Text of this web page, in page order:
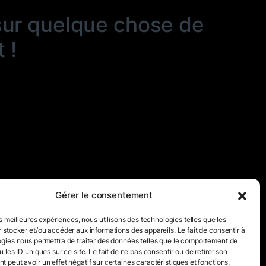
Gérer le consentement
meilleures expériences, nous utilisons des technologies telles que les
stocker et/ou accéder aux informations des appareils. Le fait de consentir à
nous permettra de traiter des données telles que le comportement de
les ID uniques sur ce site. Le fait de ne pas consentir ou de retirer son
peut avoir un effet négatif sur certaines caractéristiques et fonctions.
quelque chose de
!